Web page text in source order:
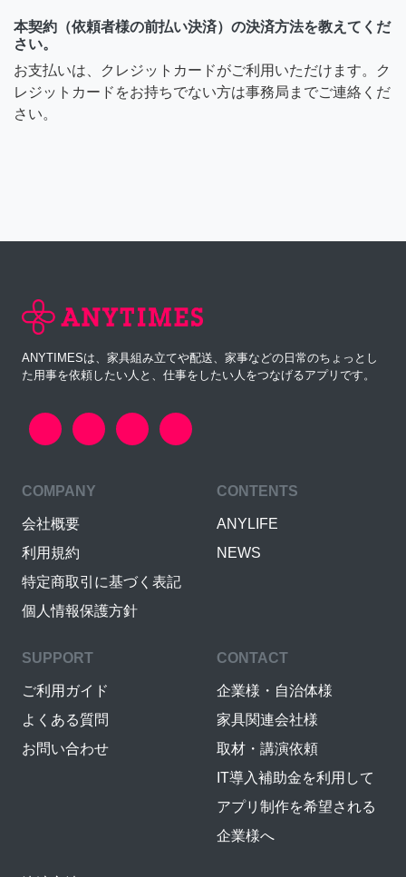
本契約（依頼者様の前払い決済）の決済方法を教えてくだ
さい。
お支払いは、クレジットカードがご利用いただけます。ク
レジットカードをお持ちでない方は事務局までご連絡くだ
さい。
ANYTIMESは、家具組み立てや配送、家事などの日常のちょっとし
た用事を依頼したい人と、仕事をしたい人をつなげるアプリです。
COMPANY
会社概要
利用規約
特定商取引に基づく表記
個人情報保護方針
CONTENTS
ANYLIFE
NEWS
SUPPORT
ご利用ガイド
よくある質問
お問い合わせ
CONTACT
企業様・自治体様
家具関連会社様
取材・講演依頼
IT導入補助金を利用して
アプリ制作を希望される
企業様へ